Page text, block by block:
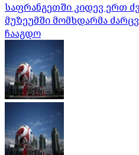
საფრანგეთში კიდევ ერთ
მუზეუმში მომხდარმა
ჩააგდო